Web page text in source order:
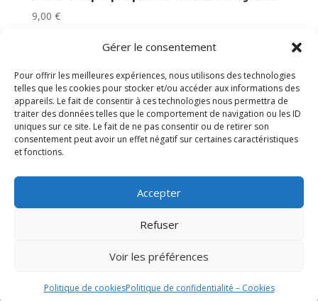
Gérer le consentement
Pour offrir les meilleures expériences, nous utilisons des technologies
telles que les cookies pour stocker et/ou accéder aux informations des
appareils. Le fait de consentir à ces technologies nous permettra de
traiter des données telles que le comportement de navigation ou les ID
uniques sur ce site. Le fait de ne pas consentir ou de retirer son
consentement peut avoir un effet négatif sur certaines caractéristiques
et fonctions.
Accepter
Refuser
Voir les préférences
Politique de cookiesPolitique de confidentialité – Cookies
9,00 €